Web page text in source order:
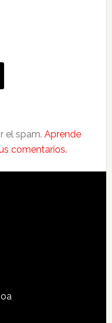
el spam. Aprende
comentarios.